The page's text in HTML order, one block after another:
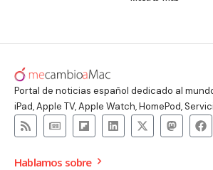
Portal de noticias español dedicado al
iPad, Apple TV, Apple Watch, HomePod,
Hablamos sobre